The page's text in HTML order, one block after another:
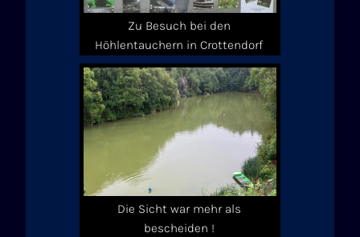
Zu Besuch bei den
Höhlentauchern in Crottendorf
Die Sicht war mehr als
bescheiden !